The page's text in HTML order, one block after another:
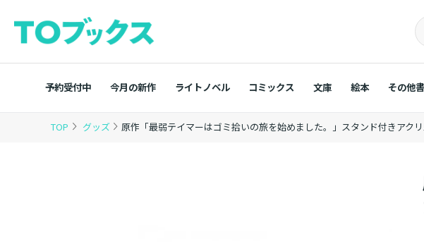
予約受付中 今月の新作 ライトノベル コミックス 文庫 絵本 その他
TOP グッズ 原作「最弱テイマーはゴミ拾いの旅を始めました。」スタンド付きアク